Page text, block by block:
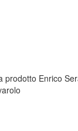
prodotto Enrico